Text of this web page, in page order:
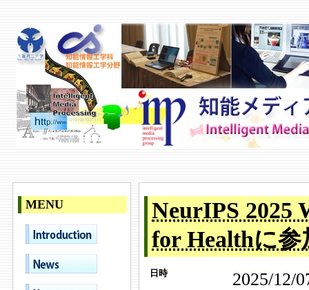
NeurIPS 2025
for Healthに参
日時 2025/12/
MENU